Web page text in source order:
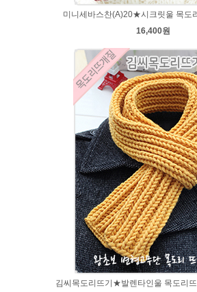
미니세바스찬(A)20★시크릿울 목도
16,400원
김씨목도리뜨기★발렌타인울 목도리